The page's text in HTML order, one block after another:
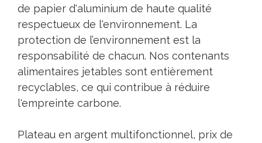
de papier d'aluminium de haute qualité
respectueux de l'environnement. La
protection de l’environnement est la
responsabilité de chacun. Nos contenants
alimentaires jetables sont entièrement
recyclables, ce qui contribue à réduire
l'empreinte carbone.
Plateau en argent multifonctionnel, prix de